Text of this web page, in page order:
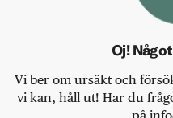
Oj!
Vi ber om ursäkt och
vi kan, håll ut! Har du